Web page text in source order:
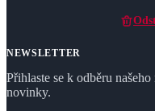
NEWSLETTER
Přihlaste se k odběru
novinky.